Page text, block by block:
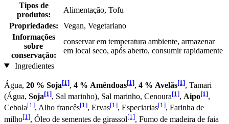
Tipos de
produtos:
Alimentação, Tofu
Propriedades:
Vegan, Vegetariano
Informações
sobre
conservação:
conservar em temperatura ambiente, armazenar
em local seco, após aberto, consumir rapidamente
Ingredientes
Água, 20 % Soja[1], 4 % Amêndoas[1], 4 % Avelãs[1], Tamari
(Água, Soja[1], Sal marinho), Sal marinho, Cenoura[1], Aipo[1],
Cebola[1], Alho francês[1], Ervas[1], Especiarias[1], Farinha de
milho[1], Óleo de sementes de girassol[1], Fumo de madeira de faia